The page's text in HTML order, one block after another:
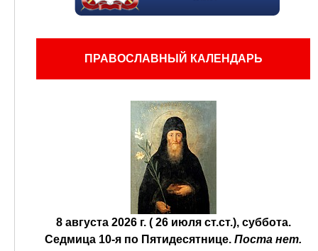
ПРАВОСЛАВНЫЙ КАЛЕНДАРЬ
8 августа 2026 г. ( 26 июля ст.ст.), суббота.
Седмица 10-я по Пятидесятнице. Поста нет.